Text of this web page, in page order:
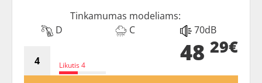
Tinkamumas modeliams:
D
C 70dB
Likutis 4 48 29€